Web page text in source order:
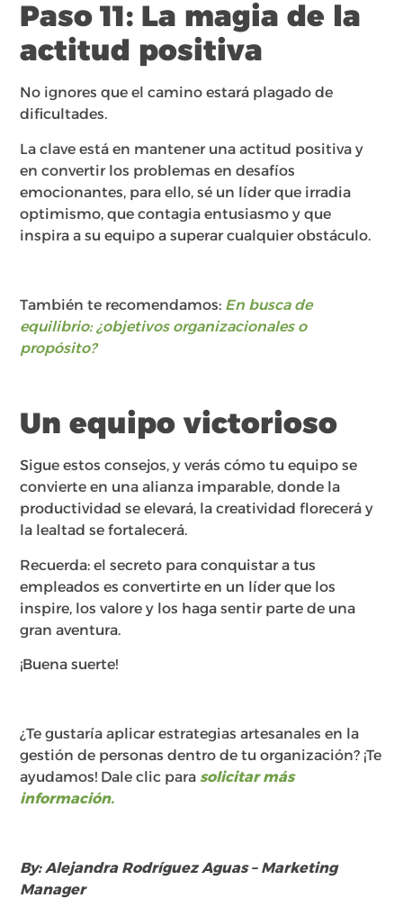
Paso 11: La magia de la
actitud positiva
No ignores que el camino estará plagado de
dificultades.
La clave está en mantener una actitud positiva y
en convertir los problemas en desafíos
emocionantes, para ello, sé un líder que irradia
optimismo, que contagia entusiasmo y que
inspira a su equipo a superar cualquier obstáculo.
También te recomendamos: En busca de
equilibrio: ¿objetivos organizacionales o
propósito?
Un equipo victorioso
Sigue estos consejos, y verás cómo tu equipo se
convierte en una alianza imparable, donde la
productividad se elevará, la creatividad florecerá y
la lealtad se fortalecerá.
Recuerda: el secreto para conquistar a tus
empleados es convertirte en un líder que los
inspire, los valore y los haga sentir parte de una
gran aventura.
¡Buena suerte!
¿Te gustaría aplicar estrategias artesanales en la
gestión de personas dentro de tu organización? ¡Te
ayudamos! Dale clic parasolicitar más
información.
By: Alejandra Rodríguez Aguas – Marketing
Manager